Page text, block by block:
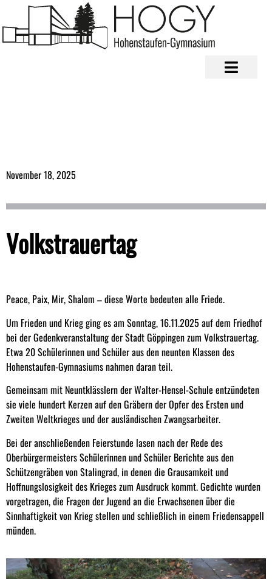
November 18, 2025
Volkstrauertag
Peace, Paix, Mir, Shalom – diese Worte bedeuten alle Friede.
Um Frieden und Krieg ging es am Sonntag, 16.11.2025 auf dem Friedhof
bei der Gedenkveranstaltung der Stadt Göppingen zum Volkstrauertag.
Etwa 20 Schülerinnen und Schüler aus den neunten Klassen des
Hohenstaufen-Gymnasiums nahmen daran teil.
Gemeinsam mit Neuntklässlern der Walter-Hensel-Schule entzündeten
sie viele hundert Kerzen auf den Gräbern der Opfer des Ersten und
Zweiten Weltkrieges und der ausländischen Zwangsarbeiter.
Bei der anschließenden Feierstunde lasen nach der Rede des
Oberbürgermeisters Schülerinnen und Schüler Berichte aus den
Schützengräben von Stalingrad, in denen die Grausamkeit und
Hoffnungslosigkeit des Krieges zum Ausdruck kommt. Gedichte wurden
vorgetragen, die Fragen der Jugend an die Erwachsenen über die
Sinnhaftigkeit von Krieg stellen und schließlich in einem Friedensappell
münden.